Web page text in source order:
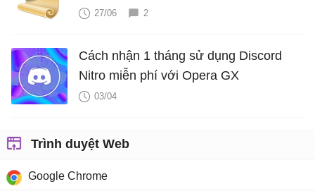
27/06 2
Cách nhận 1 tháng sử dụng Discord
Nitro miễn phí với Opera GX
03/04
Trình duyệt Web
Google Chrome